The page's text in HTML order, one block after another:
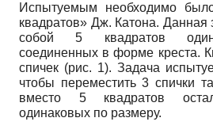
Испытуемым необходимо
квадратов» Дж. Катона. Данная
собой 5 квадратов
соединенных в форме креста.
спичек (рис. 1). Задача
чтобы переместить 3 спички
вместо 5 квадратов
одинаковых по размеру.